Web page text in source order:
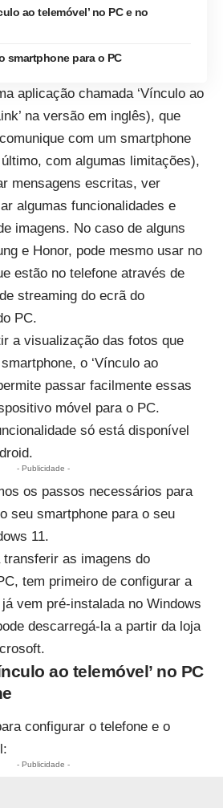
ao telemóvel’ no PC e no
smartphone para o PC
aplicação chamada ‘Vínculo ao
na versão em inglês), que
com um smartphone
com algumas limitações),
mensagens escritas, ver
algumas funcionalidades e
imagens. No caso de alguns
e Honor, pode mesmo usar no
estão no telefone através de
streaming do ecrã do
PC.
a visualização das fotos que
o ‘Vínculo ao
passar facilmente essas
móvel para o PC.
só está disponível
- Publicidade -
os passos necessários para
seu smartphone para o seu
11.
as imagens do
tem primeiro de configurar a
vem pré-instalada no Windows
descarregá-la a partir da loja
.
ao telemóvel’ no PC
configurar o telefone e o
- Publicidade -